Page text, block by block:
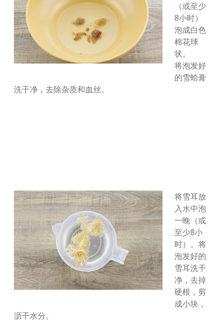
（或至少
8小时）
泡成白色
棉花球
状。
将泡发好
的雪蛤膏
洗干净，去除杂质和血丝。
将雪耳放
入水中泡
一晚（或
至少8小
时）。将
泡发好的
雪耳洗干
净，去掉
硬根，剪
成小块，
沥干水分。